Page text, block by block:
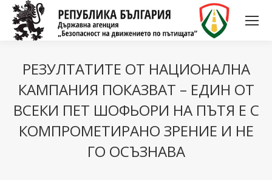
РЕЗУЛТАТИТЕ ОТ НАЦИОНАЛНА
КАМПАНИЯ ПОКАЗВАТ – ЕДИН ОТ
ВСЕКИ ПЕТ ШОФЬОРИ НА ПЪТЯ Е С
КОМПРОМЕТИРАНО ЗРЕНИЕ И НЕ
ГО ОСЪЗНАВА